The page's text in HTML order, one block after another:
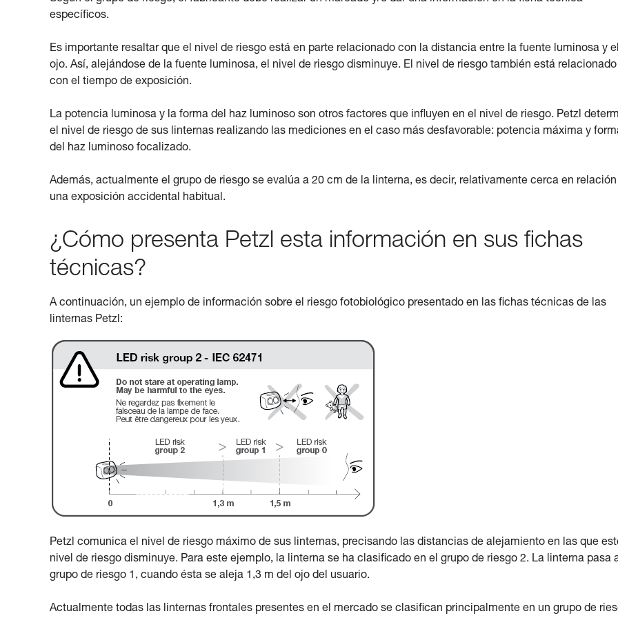
específicos.
Es importante resaltar que el nivel de riesgo está en parte relacionado con la distancia entre la fuente luminosa y el
ojo. Así, alejándose de la fuente luminosa, el nivel de riesgo disminuye. El nivel de riesgo también está relacionado
con el tiempo de exposición.
La potencia luminosa y la forma del haz luminoso son otros factores que influyen en el nivel de riesgo. Petzl
el nivel de riesgo de sus linternas realizando las mediciones en el caso más desfavorable: potencia máxima y
del haz luminoso focalizado.
Además, actualmente el grupo de riesgo se evalúa a 20 cm de la linterna, es decir, relativamente cerca en
una exposición accidental habitual.
¿Cómo presenta Petzl esta información en sus fichas
técnicas?
A continuación, un ejemplo de información sobre el riesgo fotobiológico presentado en las fichas técnicas de las
linternas Petzl:
Petzl comunica el nivel de riesgo máximo de sus linternas, precisando las distancias de alejamiento en las que
nivel de riesgo disminuye. Para este ejemplo, la linterna se ha clasificado en el grupo de riesgo 2. La linterna pasa
grupo de riesgo 1, cuando ésta se aleja 1,3 m del ojo del usuario.
Actualmente todas las linternas frontales presentes en el mercado se clasifican principalmente en un grupo de